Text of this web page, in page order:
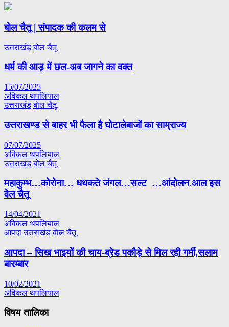
बोल चैतू | संपादक की कलम से
उत्तराखंड बोल चैतू
धर्म की आड़ में छल-अब जागने का वक्त
15/07/2025
अविकल थपलियाल
उत्तराखंड बोल चैतू
उत्तराखण्ड से बाहर भी फैला है घोटालेबाजों का साम्राज्य
07/07/2025
अविकल थपलियाल
उत्तराखंड बोल चैतू
महाकुम्भ…कोरोना… धधकते जंगल…सल्ट …आंदोलन.आल इस
वेल चैतू
14/04/2021
अविकल थपलियाल
आपदा उत्तराखंड बोल चैतू
आपदा – सिख भाइयों की चाय-ब्रेड पकौड़े से मिल रही गर्मी,सलाम
बारम्बार
10/02/2021
अविकल थपलियाल
विषय तालिका